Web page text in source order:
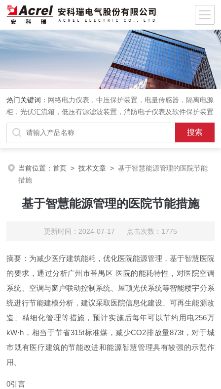
热门关键词： 网络电力仪表，中压保护装置，电量传感器，隔离电源
柜，光伏汇流箱，低压有源滤波装置，消防电子仪表及软件保护装置
当前位置：首页 >技术文章 >基于智慧能源管理的医院节能
措施
基于智慧能源管理的医院节能措施
更新时间：2024-07-17 点击次数：1775
摘要： 为减少医疗建筑能耗，优化医院能源管理，基于智慧医院
的要求，通过分析广州市番禺区 医院的能耗特性，对医院空调
系统、空调与窗户联动控制系统、屋顶光伏系统等智能楼宇分系
统进行节能建模分析，建议采取医院信息化建设、可再生能源改
造、精细化管理等措施，预计实施后每年可以节约用 电256万
kW·h ，相当于节省315t标准煤，减少CO2排放量873t ，对于城
市既有医疗建筑的节能改进和能源智慧管理具有较强的示范作
用。
0引言